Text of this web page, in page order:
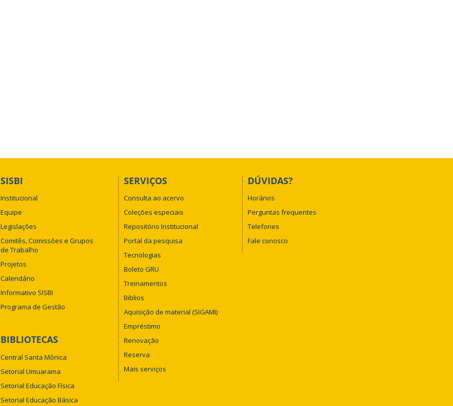
SISBI
Institucional
Equipe
Legislações
Comitês, Comissões e Grupos
de Trabalho
Projetos
Calendário
Informativo SISBI
Programa de Gestão
BIBLIOTECAS
Central Santa Mônica
Setorial Umuarama
Setorial Educação Física
Setorial Educação Básica
SERVIÇOS
Consulta ao acervo
Coleções especiais
Repositório Institucional
Portal da pesquisa
Tecnologias
Boleto GRU
Treinamentos
Biblios
Aquisição de material (SIGAMI)
Empréstimo
Renovação
Reserva
Mais serviços
DÚVIDAS?
Horários
Perguntas frequentes
Telefones
Fale conosco